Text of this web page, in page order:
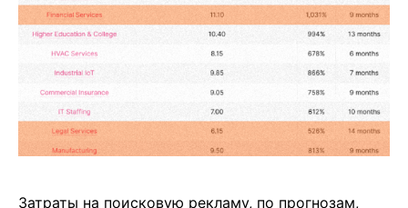
Затраты на поисковую рекламу, по прогнозам,